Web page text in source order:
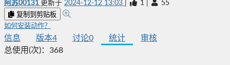
阿苏00131 更新于 2024-12-12 13:03 1 55
复制到剪贴板
如何安装动作？
信息 版本4 讨论0 统计
审核
总使用(次)： 368